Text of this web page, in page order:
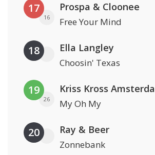
17
16
Prospa & Cloonee
Free Your Mind
18 Ella Langley
Choosin' Texas
19
26 My Oh My
20 Ray & Beer
Zonnebank